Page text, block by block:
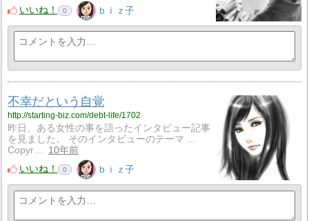
いいね！
0 ｂｉｚ子
不幸だという自覚
http://starting-biz.com/debt-life/1702
昨日、ある女性の事を語ったインタビュー記事
を見ました。 そのインタビューのテーマ ...
Copyr…
10年前
いいね！
0 ｂｉｚ子